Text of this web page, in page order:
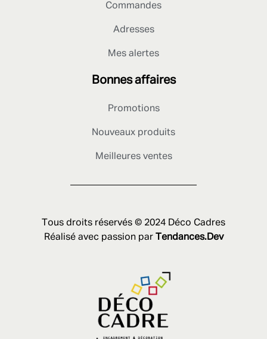
Commandes
Adresses
Mes alertes
Bonnes affaires
Promotions
Nouveaux produits
Meilleures ventes
Tous droits réservés © 2024 Déco Cadres
Réalisé avec passion par
Tendances.Dev